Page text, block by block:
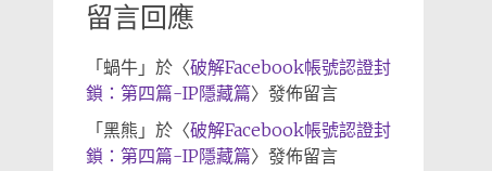
留言回應
「 蝸牛」於〈破解Facebook帳號認證封
鎖：第四篇-IP隱藏篇〉發佈留言
「 黑熊 」於〈破解Facebook帳號認證封
鎖：第四篇-IP隱藏篇〉發佈留言